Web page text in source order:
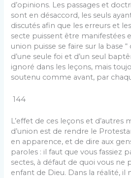
d’opinions. Les passages et
sont en désaccord, les seuls
discutés afin que les erreurs et
secte puissent être manifestées
union puisse se faire sur la base “
d’une seule foi et d’un seul
ignoré dans les leçons, mais
soutenu comme avant, par
144
L’effet de ces leçons et d’autres
d’union est de rendre le
en apparence, et de dire aux
paroles : il faut que vous fassiez
sectes, à défaut de quoi vous ne
enfant de Dieu. Dans la réalité, il